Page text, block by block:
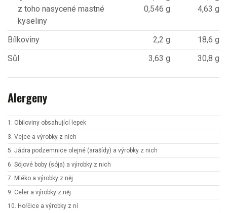
z toho nasycené mastné
kyseliny
0,546 g
4,63 g
Bílkoviny 2,2 g
18,6 g
Sůl
3,63 g 30,8 g
Alergeny
1. Obiloviny obsahující lepek
3. Vejce a výrobky z nich
5. Jádra podzemnice olejné (arašídy) a výrobky z nich
6. Sójové boby (sója) a výrobky z nich
7. Mléko a výrobky z něj
9. Celer a výrobky z něj
10. Hořčice a výrobky z ní